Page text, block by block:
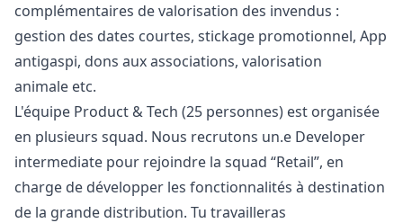
complémentaires de valorisation des invendus :
gestion des dates courtes, stickage promotionnel, App
antigaspi, dons aux associations, valorisation
animale etc.
L'équipe Product & Tech (25 personnes) est organisée
en plusieurs squad. Nous recrutons un.e Developer
intermediate pour rejoindre la squad “Retail”, en
charge de développer les fonctionnalités à destination
de la grande distribution. Tu travailleras